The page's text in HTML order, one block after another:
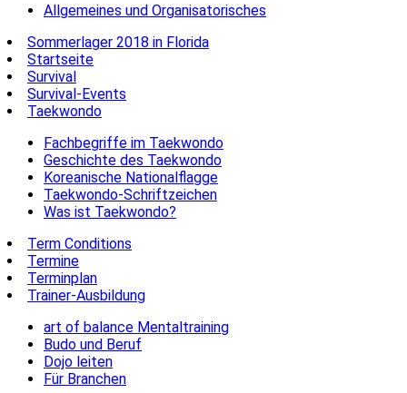
Allgemeines und Organisatorisches
Sommerlager 2018 in Florida
Startseite
Survival
Survival-Events
Taekwondo
Fachbegriffe im Taekwondo
Geschichte des Taekwondo
Koreanische Nationalflagge
Taekwondo-Schriftzeichen
Was ist Taekwondo?
Term Conditions
Termine
Terminplan
Trainer-Ausbildung
art of balance Mentaltraining
Budo und Beruf
Dojo leiten
Für Branchen